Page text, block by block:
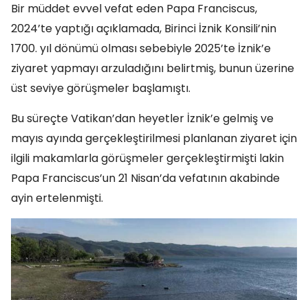
Bir müddet evvel vefat eden Papa Franciscus,
2024’te yaptığı açıklamada, Birinci İznik Konsili’nin
1700. yıl dönümü olması sebebiyle 2025’te İznik’e
ziyaret yapmayı arzuladığını belirtmiş, bunun üzerine
üst seviye görüşmeler başlamıştı.
Bu süreçte Vatikan’dan heyetler İznik’e gelmiş ve
mayıs ayında gerçekleştirilmesi planlanan ziyaret için
ilgili makamlarla görüşmeler gerçekleştirmişti lakin
Papa Franciscus’un 21 Nisan’da vefatının akabinde
ayin ertelenmişti.